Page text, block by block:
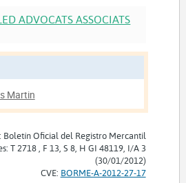
ADVOCATS ASSOCIATS
Martin
Boletín Oficial del Registro Mercantil
T 2718 , F 13, S 8, H GI 48119, I/A 3
(30/01/2012)
CVE: BORME-A-2012-27-17